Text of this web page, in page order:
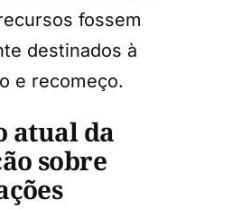
fossem
destinados à
e recomeço.
atual da
sobre